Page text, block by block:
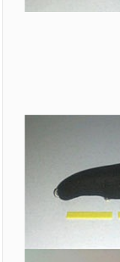
แอค "